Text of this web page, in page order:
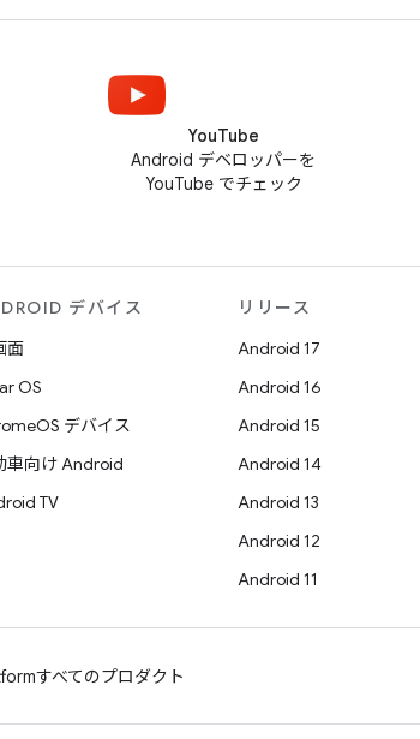
YouTube
Android デベロッパーを
YouTube でチェック
デバイス
面
OS
デバイス
車向け Android
TV
リリース
Android 17
Android 16
Android 15
Android 14
Android 13
Android 12
Android 11
すべてのプロダクト